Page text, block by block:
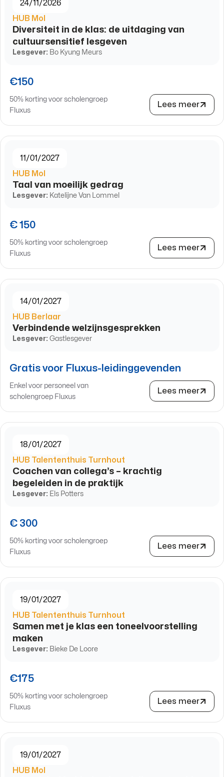
24/11/2026
HUB Mol
Diversiteit in de klas: de uitdaging van
cultuursensitief lesgeven
Lesgever: Bo Kyung Meurs
€150
50% korting voor scholengroep
Fluxus
Lees meer
11/01/2027
HUB Mol
Taal van moeilijk gedrag
Lesgever: Katelijne Van Lommel
€ 150
50% korting voor scholengroep
Fluxus
Lees meer
14/01/2027
HUB Berlaar
Verbindende welzijnsgesprekken
Lesgever: Gastlesgever
Gratis voor Fluxus-leidinggevenden
Enkel voor personeel van
scholengroep Fluxus
Lees meer
18/01/2027
HUB Talententhuis Turnhout
Coachen van collega’s – krachtig
begeleiden in de praktijk
Lesgever: Els Potters
€ 300
50% korting voor scholengroep
Fluxus
Lees meer
19/01/2027
HUB Talententhuis Turnhout
Samen met je klas een toneelvoorstelling
maken
Lesgever: Bieke De Loore
€175
50% korting voor scholengroep
Fluxus
Lees meer
19/01/2027
HUB Mol